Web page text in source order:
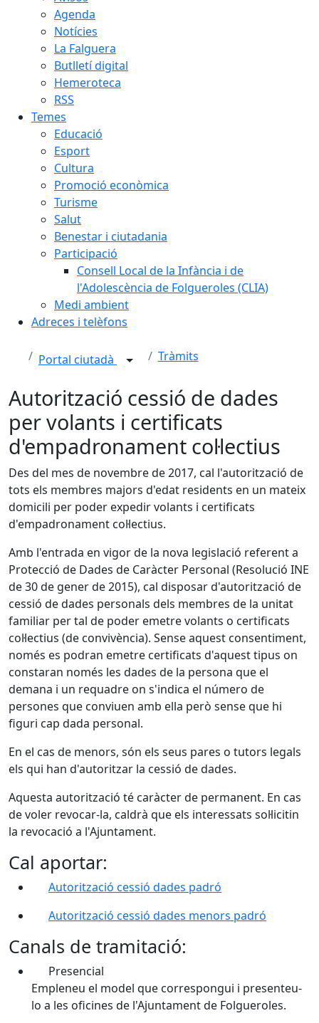
Agenda
Notícies
La Falguera
Butlletí digital
Hemeroteca
RSS
Temes
Educació
Esport
Cultura
Promoció econòmica
Turisme
Salut
Benestar i ciutadania
Participació
Consell Local de la Infància i de
l'Adolescència de Folgueroles (CLIA)
Medi ambient
Adreces i telèfons
Portal ciutadà Tràmits
Autorització cessió de dades
per volants i certificats
d'empadronament col·lectius
Des del mes de novembre de 2017, cal l'autorització de
tots els membres majors d'edat residents en un mateix
domicili per poder expedir volants i certificats
d'empadronament col·lectius.
Amb l'entrada en vigor de la nova legislació referent a
Protecció de Dades de Caràcter Personal (Resolució INE
de 30 de gener de 2015), cal disposar d'autorització de
cessió de dades personals dels membres de la unitat
familiar per tal de poder emetre volants o certificats
col·lectius (de convivència). Sense aquest consentiment,
només es podran emetre certificats d'aquest tipus on
constaran només les dades de la persona que el
demana i un requadre on s'indica el número de
persones que conviuen amb ella però sense que hi
figuri cap dada personal.
En el cas de menors, són els seus pares o tutors legals
els qui han d'autoritzar la cessió de dades.
Aquesta autorització té caràcter de permanent. En cas
de voler revocar-la, caldrà que els interessats sol·licitin
la revocació a l'Ajuntament.
Cal aportar:
Autorització cessió dades padró
Autorització cessió dades menors padró
Canals de tramitació:
Presencial
Empleneu el model que correspongui i presenteu-
lo a les oficines de l'Ajuntament de Folgueroles.